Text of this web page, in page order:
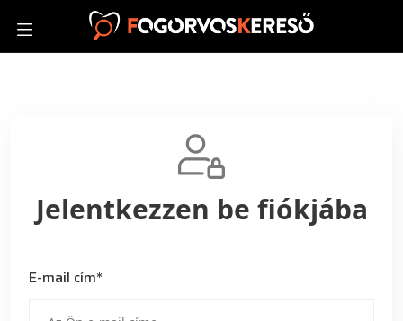
Jelentkezzen be fiókjába
E-mail cím*